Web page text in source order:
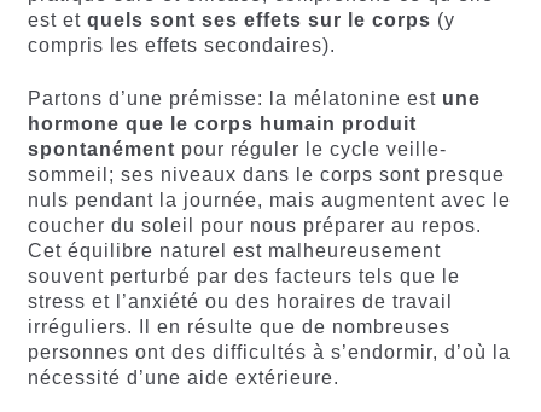
est et quels sont ses effets sur le corps (y
compris les effets secondaires).
Partons d’une prémisse: la mélatonine est une
hormone que le corps humain produit
spontanément pour réguler le cycle veille-
sommeil; ses niveaux dans le corps sont presque
nuls pendant la journée, mais augmentent avec le
coucher du soleil pour nous préparer au repos.
Cet équilibre naturel est malheureusement
souvent perturbé par des facteurs tels que le
stress et l’anxiété ou des horaires de travail
irréguliers. Il en résulte que de nombreuses
personnes ont des difficultés à s’endormir, d’où la
nécessité d’une aide extérieure.